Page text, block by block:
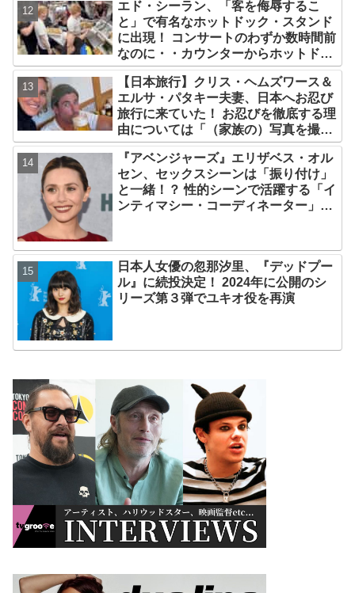
エド・シーラン、「客を侮辱するこ
と」で有名なホットドック・スタンド
に出現！ コンサートのわずか数時間前
なのに・・カウンターからホットドッ
クを提供、ファンは大興奮［写真あ
り］
【日本旅行】クリス・ヘムズワース＆
エルサ・パタキー夫妻、日本へお忍び
旅行に来ていた！ お忍びを徹底する理
由については「（家族の）写真を撮ら
れるとキレそうになる」からという過
去の発言も
『アベンジャーズ』エリザベス・オル
セン、セックスシーンは「振り付け」
と一緒！？ 性的シーンで活躍する「イ
ンティマシー・コーディネーター」の
日本人女優の忽那汐里、『デッドプー
ル』に続投決定！ 2024年に公開のシ
リーズ第３弾でユキオ役を再演